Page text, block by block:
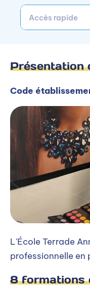
Accès rapide
Présentation
Code
L'École Terrade
professionnelle en
8 formations